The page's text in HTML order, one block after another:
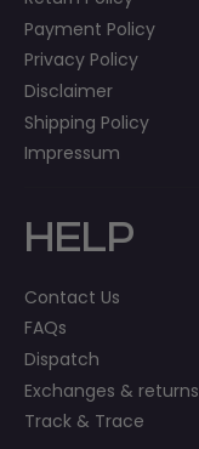
Payment Policy
Privacy Policy
Disclaimer
Shipping Policy
Impressum
HELP
Contact Us
FAQs
Dispatch
Exchanges & returns
Track & Trace